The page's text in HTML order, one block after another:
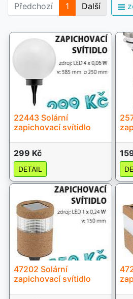
Předchozí 1 Další
22443 Solární
zapichovací svítidlo
299 Kč
DETAIL
47202 Solární
zapichovací svítidlo